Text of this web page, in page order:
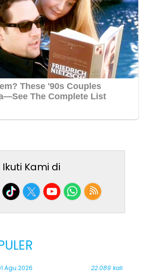
Ikuti Kami di
Agu 2026 22.089 kali